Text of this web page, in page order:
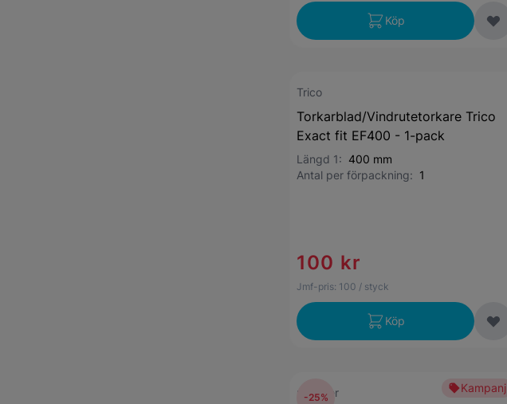
Köp
Trico
Torkarblad/Vindrutetorkare Trico
Exact fit EF400 - 1-pack
Längd 1: 400 mm
Antal per förpackning: 1
100 kr
Jmf-pris: 100 / styck
Köp
Kampanj
mekster
-25%